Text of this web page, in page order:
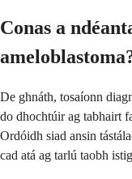
Conas a
De ghnáth, tosaíonn
do dhochtúir ag tabhairt
Ordóidh siad ansin
cad atá ag tarlú taobh